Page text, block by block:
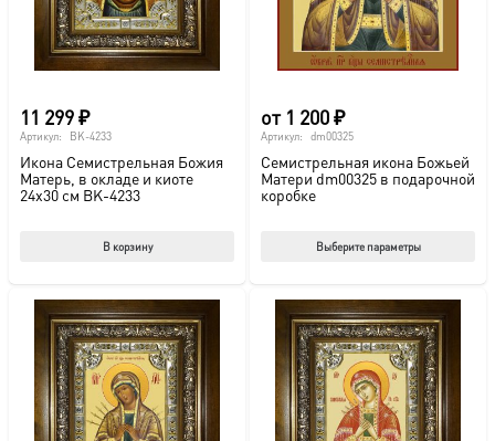
11 299₽
Артикул: BK-4233
Икона Семистрельная Божия
Матерь, в окладе и киоте
24х30 см BK-4233
В корзину
от 1 200₽
Артикул: dm00325
Семистрельная икона Божьей
Матери dm00325 в подарочной
коробке
Выберите параметры